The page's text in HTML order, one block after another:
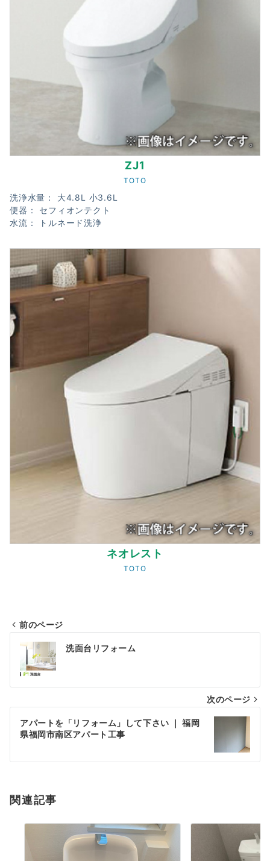
ZJ1
TOTO
洗浄水量： 大4.8L 小3.6L
便器： セフィオンテクト
水流： トルネード洗浄
ネオレスト
TOTO
投
稿
ナ
ビ
ゲ
シ
ン
前のページ
洗面台リフォーム
次のページ
アパートを「リフォーム」して下さい ｜ 福岡
県福岡市南区アパート工事
関連記事